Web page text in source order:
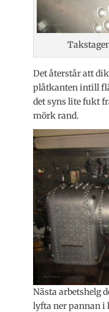
Det återstår att
plåtkanten intill
det syns lite fukt
mörk rand.
Nästa arbetshelg
lyfta ner pannan i